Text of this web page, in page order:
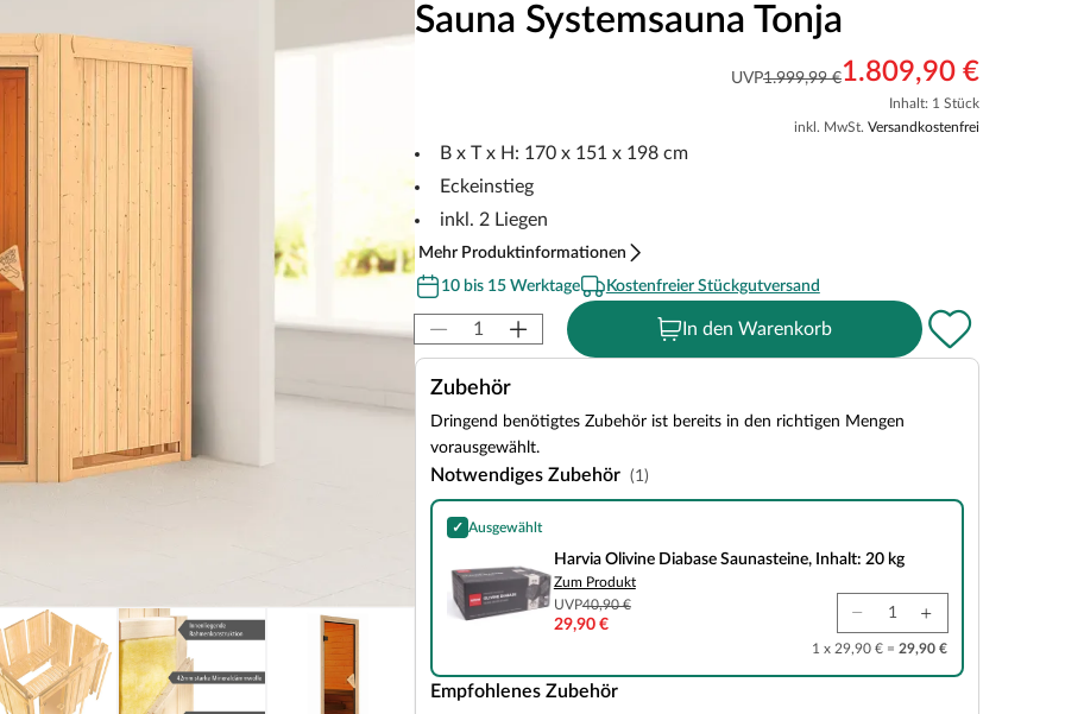
Sauna Systemsauna Tonja
UVP1.999,99 €1.809,90 €
Inhalt: 1 Stück
inkl. MwSt. Versandkostenfrei
B x T x H: 170 x 151 x 198 cm
Eckeinstieg
inkl. 2 Liegen
Mehr Produktinformationen
10 bis 15 Werktage
Kostenfreier Stückgutversand
In den Warenkorb
Zubehör
Dringend benötigtes Zubehör ist bereits in den richtigen Mengen
vorausgewählt.
Notwendiges Zubehör (1)
✓ Ausgewählt
Harvia Olivine Diabase Saunasteine, Inhalt: 20 kg
Harvia Olivine Diabase Saunasteine, Inhalt: 20 kg
Zum Produkt
UVP40,90 €
29,90 €
1 x 29,90 € = 29,90 €
Empfohlenes Zubehör